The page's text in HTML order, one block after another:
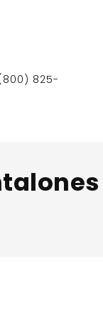
825-